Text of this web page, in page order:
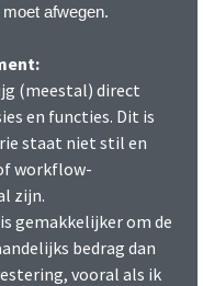
afwegen.
(meestal) direct
en functies. Dit is
staat niet stil en
workflow-
zijn.
gemakkelijker om de
bedrag dan
vooral als ik